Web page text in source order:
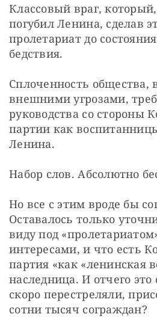
Классовый враг,
погубил Ленина, сделав
пролетариат до
бедствия.
Сплоченность общества,
внешними угрозами,
руководства со стороны
партии как
Ленина.
Набор слов. Абсолютно
Но все с этим вроде бы
Оставалось только
виду под
интересами, и что есть
партия «как «ленинская
наследница. И отчего это
скоро перестреляли,
сотни тысяч сограждан?